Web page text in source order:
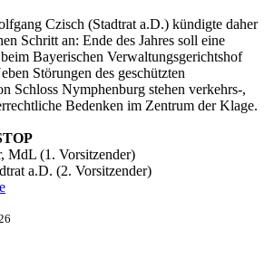
Czisch (Stadtrat a.D.) kündigte daher
Schritt an: Ende des Jahres soll eine
Bayerischen Verwaltungsgerichtshof
Störungen des geschützten
Schloss Nymphenburg stehen verkehrs-,
Bedenken im Zentrum der Klage.
MdL (1. Vorsitzender)
a.D. (2. Vorsitzender)